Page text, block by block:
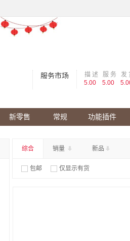
服务市场
描 述
5.00
服 务
5.00
发
新零售 常规 功能插件
综合 销量 新品
包邮 仅显示有货